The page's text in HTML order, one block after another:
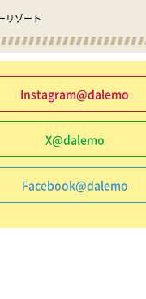
リゾート
Instagram@dalemo
X@dalemo
Facebook@dalemo